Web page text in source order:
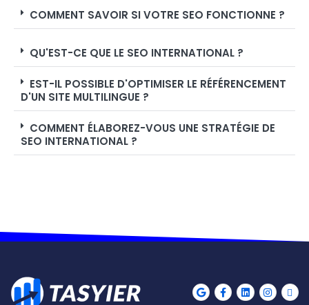
COMMENT SAVOIR SI VOTRE SEO FONCTIONNE ?
QU'EST-CE QUE LE SEO INTERNATIONAL ?
EST-IL POSSIBLE D'OPTIMISER LE RÉFÉRENCEMENT
D'UN SITE MULTILINGUE ?
COMMENT ÉLABOREZ-VOUS UNE STRATÉGIE DE
SEO INTERNATIONAL ?